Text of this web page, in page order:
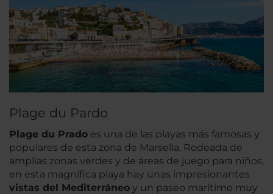
Plage du Pardo
Plage du Prado es una de las playas más famosas y
populares de esta zona de Marsella. Rodeada de
amplias zonas verdes y de áreas de juego para niños,
en esta magnífica playa hay unas impresionantes
vistas del Mediterráneo y un paseo marítimo muy